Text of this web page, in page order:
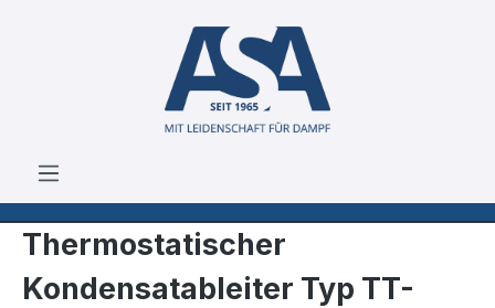
Zum Hauptinhalt springen
Thermostatischer
Kondensatableiter Typ TT-